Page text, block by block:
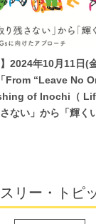
ィブ）の報告会が
アー2022～原子力
究科附属未来共
リューションイニ
シはこちら 。詳細
】2024年10月11日(
From “Leave No
of Inochi（
ない」から「輝く
リー・トピ